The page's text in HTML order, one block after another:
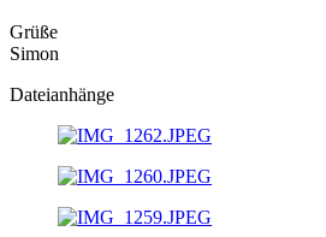
Grüße
Simon
Dateianhänge